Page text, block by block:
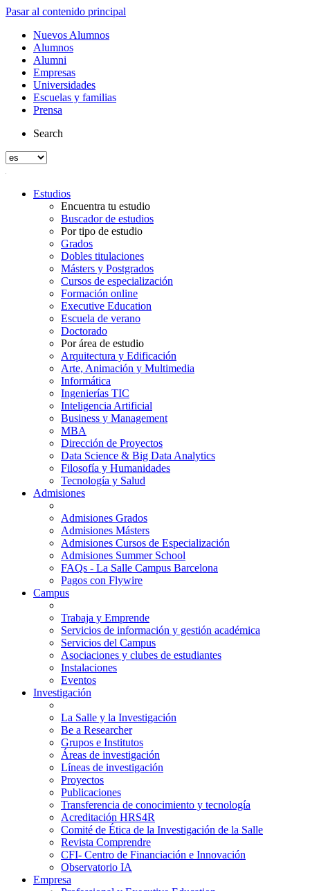
Pasar al contenido principal
Nuevos Alumnos
Alumnos
Alumni
Empresas
Universidades
Escuelas y familias
Prensa
Search
Estudios
Encuentra tu estudio
Buscador de estudios
Por tipo de estudio
Grados
Dobles titulaciones
Másters y Postgrados
Cursos de especialización
Formación online
Executive Education
Escuela de verano
Doctorado
Por área de estudio
Arquitectura y Edificación
Arte, Animación y Multimedia
Informática
Ingenierías TIC
Inteligencia Artificial
Business y Management
MBA
Dirección de Proyectos
Data Science & Big Data Analytics
Filosofía y Humanidades
Tecnología y Salud
Admisiones
Admisiones Grados
Admisiones Másters
Admisiones Cursos de Especialización
Admisiones Summer School
FAQs - La Salle Campus Barcelona
Pagos con Flywire
Campus
Trabaja y Emprende
Servicios de información y gestión académica
Servicios del Campus
Asociaciones y clubes de estudiantes
Instalaciones
Eventos
Investigación
La Salle y la Investigación
Be a Researcher
Grupos e Institutos
Áreas de investigación
Líneas de investigación
Proyectos
Publicaciones
Transferencia de conocimiento y tecnología
Acreditación HRS4R
Comité de Ética de la Investigación de la Salle
Revista Comprendre
CFI- Centro de Financiación e Innovación
Observatorio IA
Empresa